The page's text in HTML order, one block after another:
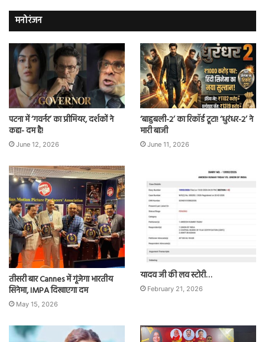
मनोरंजन
पटना में ‘गवर्नर’ का प्रीमियर, दर्शकों ने
कहा- दम है!
June 12, 2026
‘बाहुबली-2’ का रिकॉर्ड टूटा! ‘धुरंधर-2’ ने
मारी बाजी
June 11, 2026
तीसरी बार Cannes में गूंजेगा भारतीय
सिनेमा, IMPA दिखाएगा दम
May 15, 2026
यादव जी की लव स्टोरी…
February 21, 2026